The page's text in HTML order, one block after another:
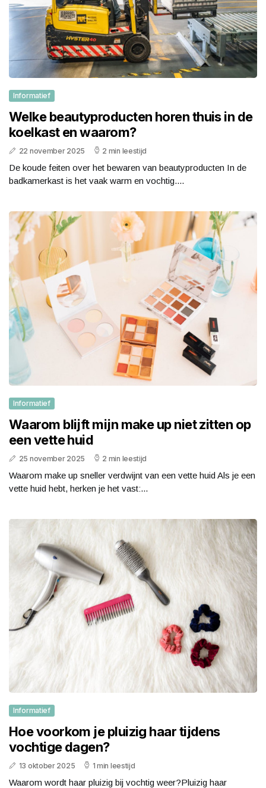
Informatief
Welke beautyproducten horen thuis in de
koelkast en waarom?
22 november 2025 2 min leestijd
De koude feiten over het bewaren van beautyproducten In de
badkamerkast is het vaak warm en vochtig....
Informatief
Waarom blijft mijn make up niet zitten op
een vette huid
25 november 2025 2 min leestijd
Waarom make up sneller verdwijnt van een vette huid Als je een
vette huid hebt, herken je het vast:...
Informatief
Hoe voorkom je pluizig haar tijdens
vochtige dagen?
13 oktober 2025 1 min leestijd
Waarom wordt haar pluizig bij vochtig weer?Pluizig haar